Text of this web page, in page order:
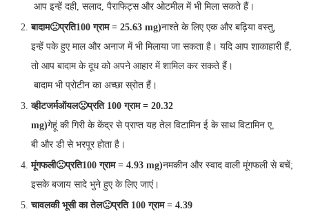
आप इन्हें दही, सलाद, पैराफिट्स और ओटमील में भी मिला सकते हैं।
बादाम🙁प्रति100ग्राम= 25.63 mg)नाश्ते के लिए एक और बढ़िया वस्तु,
इन्हें पके हुए माल और अनाज में भी मिलाया जा सकता है। यदि आप शाकाहारी हैं,
तो आप बादाम के दूध को अपने आहार में शामिल कर सकते हैं।
बादाम भी प्रोटीन का अच्छा स्रोत हैं।
व्हीटजर्मऑयल🙁प्रति100ग्राम= 20.32
mg)गेहूं की गिरी के केंद्र से प्राप्त यह तेल विटामिन ई के साथ विटामिन ए,
बी और डी से भरपूर होता है।
मूंगफली🙁प्रति100ग्राम= 4.93 mg)नमकीन और स्वाद वाली मूंगफली से बचें;
इसके बजाय सादे भुने हुए के लिए जाएं।
चावलकी भूसी का तेल🙁प्रति100ग्राम= 4.39